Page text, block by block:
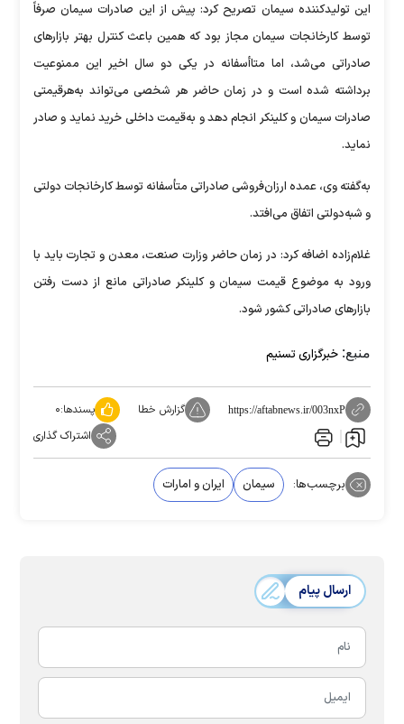
این تولیدکننده سیمان تصریح کرد: پیش از این صادرات سیمان صرفاً
توسط کارخانجات سیمان مجاز بود که همین باعث کنترل بهتر بازار‌های
صادراتی می‌شد، اما متاأسفانه در یکی دو سال اخیر این ممنوعیت
برداشته شده است و در زمان حاضر هر شخصی می‌تواند به‌هرقیمتی
صادرات سیمان و کلینکر انجام دهد و به‌قیمت داخلی خرید نماید و صادر
نماید.
به‌گفته وی، عمده ارزان‌فروشی صادراتی متأسفانه توسط کارخانجات دولتی
و شبه‌دولتی اتفاق می‌افتد.
غلام‌زاده اضافه کرد: در زمان حاضر وزارت صنعت، معدن و تجارت باید با
ورود به موضوع قیمت سیمان و کلینکر صادراتی مانع از دست رفتن
بازار‌های صادراتی کشور شود.
منبع: خبرگزاری تسنیم
https://aftabnews.ir/003nxP گزارش خطا پسندها:۰
اشتراک گذاری
برچسب‌ها: سیمان ایران و امارات
ارسال پیام